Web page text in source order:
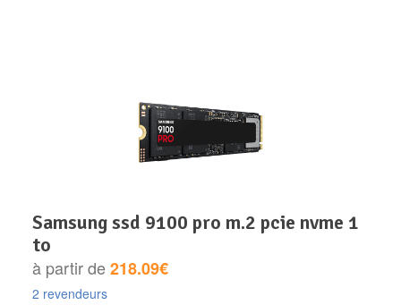
samsung ssd 9100 pro m.2 pcie nvme 1
to
à partir de218.09€
2 revendeurs